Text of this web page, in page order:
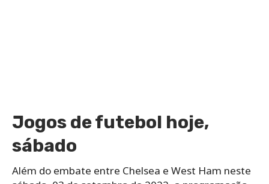
Jogos de futebol hoje,
sábado
Além do embate entre Chelsea e West Ham neste